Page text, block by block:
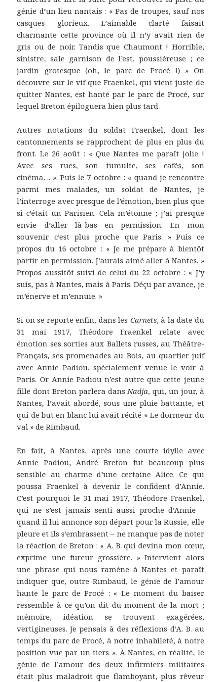
génie d’un lieu nantais : « Pas de troupes, sauf nos
casques glorieux. L’aimable clarté faisait
charmante cette province où il n’y avait rien de
gris ou de noir. Tandis que Chaumont ! Horrible,
sinistre, sale garnison de l’est, poussiéreuse ; ce
jardin grotesque (oh, le parc de Procé !) » On
découvre sur le vif que Fraenkel, qui vient juste de
quitter Nantes, est hanté par le parc de Procé, sur
lequel Breton épiloguera bien plus tard.
Autres notations du soldat Fraenkel, dont les
cantonnements se rapprochent de plus en plus du
front. Le 26 août : « Que Nantes me paraît jolie !
Avec ses rues, son tumulte, ses cafés, son
cinéma… ». Puis le 7 octobre : « quand je rencontre
parmi mes malades, un soldat de Nantes, je
l’interroge avec presque de l’émotion, bien plus que
si c’était un Parisien. Cela m’étonne ; j’ai presque
envie d’aller là-bas en permission. En mon
souvenir c’est plus proche que Paris. » Puis ce
propos du 16 octobre : « Je me prépare à bientôt
partir en permission. J’aurais aimé aller à Nantes. »
Propos aussitôt suivi de celui du 22 octobre : « J’y
suis, pas à Nantes, mais à Paris. Déçu par avance, je
m’énerve et m’ennuie. »
Si on se reporte enfin, dans les Carnets, à la date du
31 mai 1917, Théodore Fraenkel relate avec
émotion ses sorties aux Ballets russes, au Théâtre-
Français, ses promenades au Bois, au quartier juif
avec Annie Padiou, spécialement venue le voir à
Paris. Or Annie Padiou n’est autre que cette jeune
fille dont Breton parlera dansNadja, qui, un jour, à
Nantes, l’avait abordé, sous une pluie battante, et
qui de but en blanc lui avait récité « Le dormeur du
val » de Rimbaud.
En fait, à Nantes, après une courte idylle avec
Annie Padiou, André Breton fut beaucoup plus
sensible au charme d’une certaine Alice. Ce qui
poussa Fraenkel à devenir le confident d’Annie.
C’est pourquoi le 31 mai 1917, Théodore Fraenkel,
qui ne s’est jamais senti aussi proche d’Annie –
quand il lui annonce son départ pour la Russie, elle
pleure et ils s’embrassent – ne manque pas de noter
la réaction de Breton : « A. B. qui devina mon cœur,
exprime une fureur grossière. » Intervient alors
une phrase qui nous ramène à Nantes et paraît
indiquer que, outre Rimbaud, le génie de l’amour
hante le parc de Procé : « Le moment du baiser
ressemble à ce qu’on dit du moment de la mort ;
mémoire, idéation se trouvent exagérées,
vertigineuses. Je pensais à des réflexions d’A. B. au
temps du parc de Procé, à notre inhabileté, à notre
position vue par un tiers ». À Nantes, en réalité, le
génie de l’amour des deux infirmiers militaires
était plus maladroit que flamboyant, plus rêveur